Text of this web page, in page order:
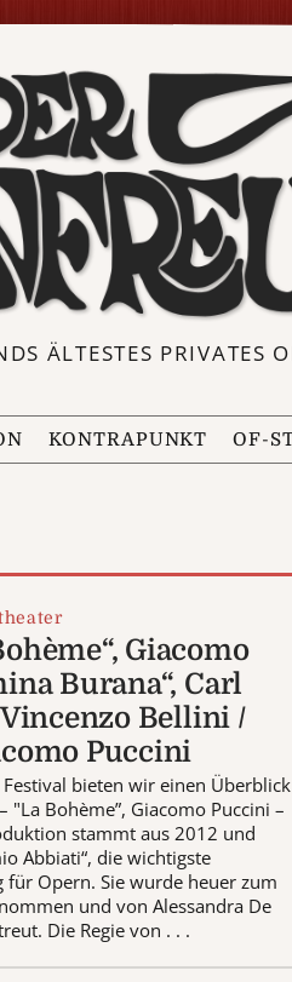
ÄLTESTES PRIVATES
KONTRAPUNKT OF-
Giacomo
Burana“, Carl
Vincenzo Bellini /
Puccini
bieten wir einen Überblick
"La Bohème”, Giacomo Puccini –
stammt aus 2012 und
Abbiati“, die wichtigste
für Opern. Sie wurde heuer zum
und von Alessandra De
Die Regie von . . .